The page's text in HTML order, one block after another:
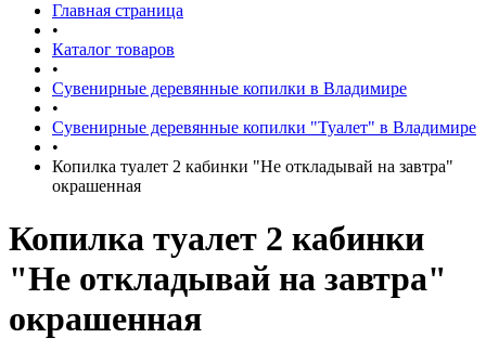
Главная страница
•
Каталог товаров
•
Сувенирные деревянные копилки в Владимире
•
Сувенирные деревянные копилки "Туалет" в Владимире
•
Копилка туалет 2 кабинки "Не откладывай на завтра"
окрашенная
Копилка туалет 2 кабинки
"Не откладывай на завтра"
окрашенная